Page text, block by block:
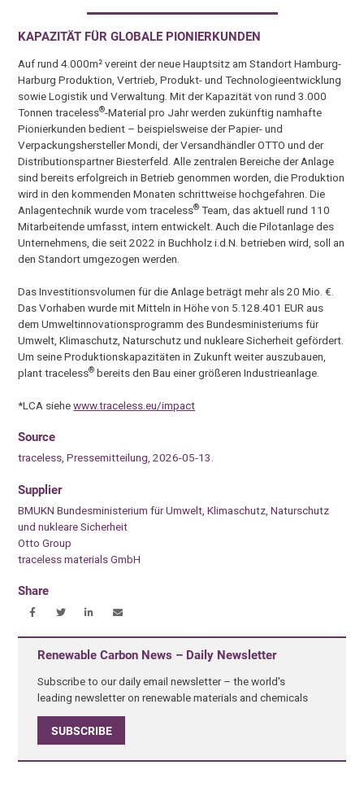
KAPAZITÄT FÜR GLOBALE PIONIERKUNDEN
Auf rund 4.000m² vereint der neue Hauptsitz am Standort Hamburg-
Harburg Produktion, Vertrieb, Produkt- und Technologieentwicklung
sowie Logistik und Verwaltung. Mit der Kapazität von rund 3.000
Tonnen traceless®-Material pro Jahr werden zukünftig namhafte
Pionierkunden bedient – beispielsweise der Papier- und
Verpackungshersteller Mondi, der Versandhändler OTTO und der
Distributionspartner Biesterfeld. Alle zentralen Bereiche der Anlage
sind bereits erfolgreich in Betrieb genommen worden, die Produktion
wird in den kommenden Monaten schrittweise hochgefahren. Die
Anlagentechnik wurde vom traceless® Team, das aktuell rund 110
Mitarbeitende umfasst, intern entwickelt. Auch die Pilotanlage des
Unternehmens, die seit 2022 in Buchholz i.d.N. betrieben wird, soll an
den Standort umgezogen werden.
Das Investitionsvolumen für die Anlage beträgt mehr als 20 Mio. €.
Das Vorhaben wurde mit Mitteln in Höhe von 5.128.401 EUR aus
dem Umweltinnovationsprogramm des Bundesministeriums für
Umwelt, Klimaschutz, Naturschutz und nukleare Sicherheit gefördert.
Um seine Produktionskapazitäten in Zukunft weiter auszubauen,
plant traceless® bereits den Bau einer größeren Industrieanlage.
*LCA siehewww.traceless.eu/impact
Source
traceless, Pressemitteilung, 2026-05-13.
Supplier
BMUKN Bundesministerium für Umwelt, Klimaschutz, Naturschutz
und nukleare Sicherheit
Otto Group
traceless materials GmbH
Share
Renewable Carbon News – Daily Newsletter
Subscribe to our daily email newsletter – the world's
leading newsletter on renewable materials and chemicals
SUBSCRIBE